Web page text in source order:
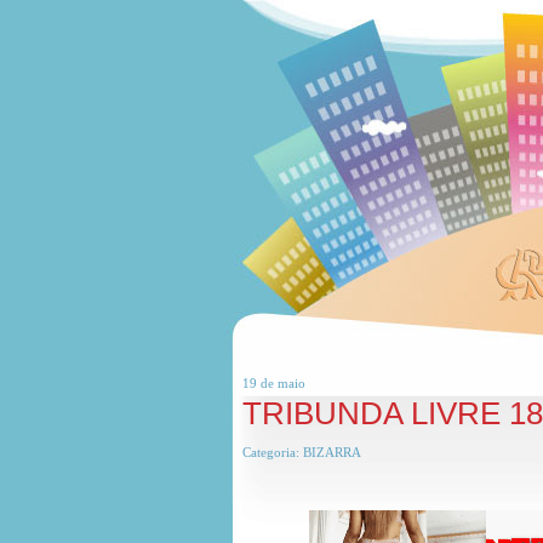
19 de maio
TRIBUNDA LIVRE
Categoria: BIZARRA